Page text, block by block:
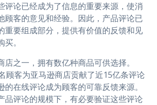
评论已经成为了信息的重要来源，使消
顾客的意见和经验。因此，产品评论已
重要组成部分，提供有价值的反馈和见
。
店之一，拥有数亿种商品可供选择。
顾客为亚马逊商店贡献了近15亿条评论
在线评论成为顾客的可靠反馈来源。
品评论的规模下，有必要验证这些评论